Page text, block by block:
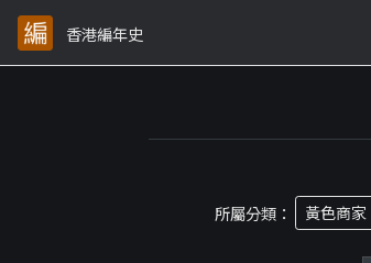
香港編年史
所屬分類：
黃色商家